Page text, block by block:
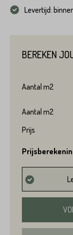
Levertijd:
BEREKEN
Aantal m2
Aantal m2
Prijs